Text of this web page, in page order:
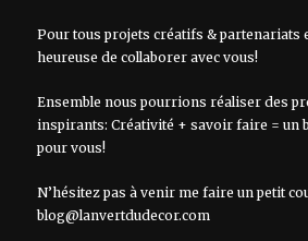
Pour tous projets créatifs & partenariats
heureuse de collaborer avec vous!
Ensemble nous pourrions réaliser des
inspirants: Créativité + savoir faire = un
pour vous!
N’hésitez pas à venir me faire un petit
blog@lanvertdudecor.com